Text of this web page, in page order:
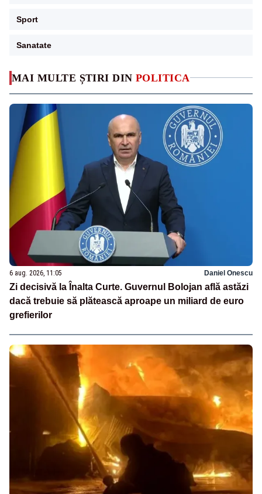
MAI MULTE ȘTIRI DIN POLITICA
6 aug. 2026, 11:05 Daniel Onescu
Zi decisivă la Înalta Curte. Guvernul Bolojan află astăzi
dacă trebuie să plătească aproape un miliard de euro
grefierilor
Sport
Sanatate